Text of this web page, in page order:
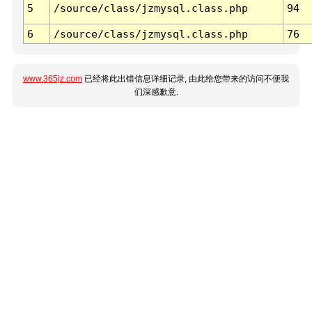
5 /source/class/jzmysql.class.php 94
6 /source/class/jzmysql.class.php 76
www.365jz.com 已经将此出错信息详细记录, 由此给您带来的访问不便我
们深感歉意.